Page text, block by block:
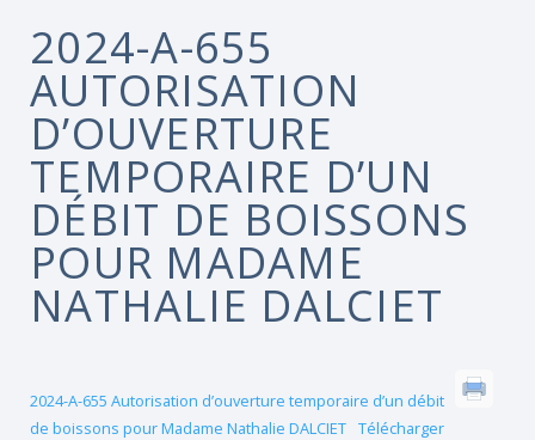
2024-A-655
AUTORISATION
D’OUVERTURE
TEMPORAIRE D’UN
DÉBIT DE BOISSONS
POUR MADAME
NATHALIE DALCIET
2024-A-655 Autorisation d’ouverture temporaire d’un débit
de boissons pour Madame Nathalie DALCIET Télécharger